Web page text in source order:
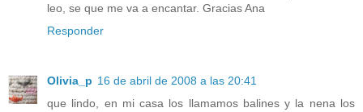
leo, se que me va a encantar. Gracias Ana
Responder
Olivia_p 16 de abril de 2008 a las 20:41
que lindo, en mi casa los llamamos balines y la nena los